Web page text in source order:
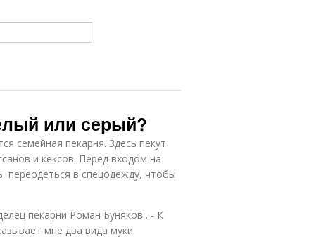
или серый?
семейная пекарня. Здесь пекут
и кексов. Перед входом на
переодеться в спец­одежду, чтобы
пекарни Роман Буняков . - К
мне два вида муки: